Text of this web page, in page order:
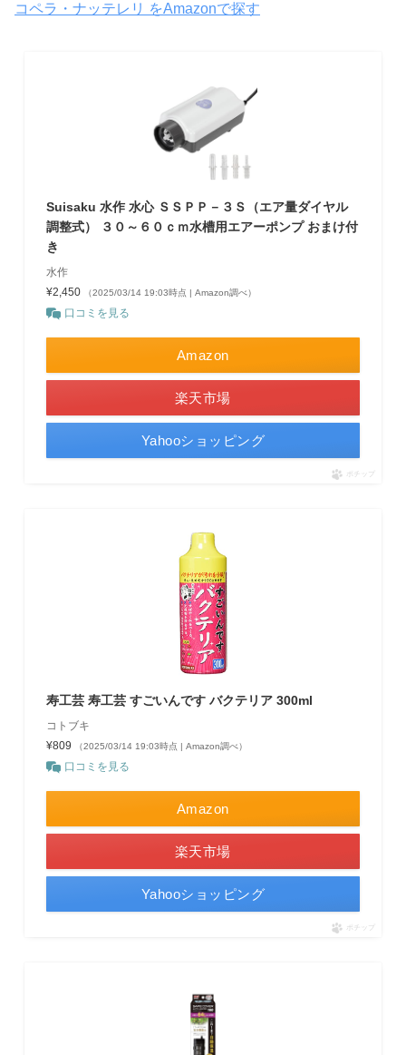
コペラ・ナッテレリ をAmazonで探す
Suisaku 水作 水心 ＳＳＰＰ－３Ｓ（エア量ダイヤル
調整式） ３０～６０ｃｍ水槽用エアーポンプ おまけ付
き
水作
¥2,450
（2025/03/14 19:03時点 | Amazon調べ）
口コミを見る
Amazon
楽天市場
Yahooショッピング
ポチップ
寿工芸 寿工芸 すごいんです バクテリア 300ml
コトブキ
¥809
（2025/03/14 19:03時点 | Amazon調べ）
口コミを見る
Amazon
楽天市場
Yahooショッピング
ポチップ